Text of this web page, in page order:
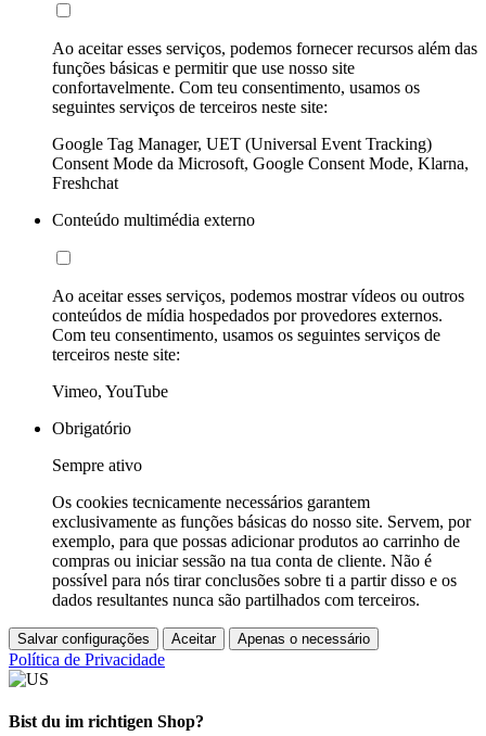
Ao aceitar esses serviços, podemos fornecer recursos além das
funções básicas e permitir que use nosso site
confortavelmente. Com teu consentimento, usamos os
seguintes serviços de terceiros neste site:
Google Tag Manager, UET (Universal Event Tracking)
Consent Mode da Microsoft, Google Consent Mode, Klarna,
Freshchat
Conteúdo multimédia externo
Ao aceitar esses serviços, podemos mostrar vídeos ou outros
conteúdos de mídia hospedados por provedores externos.
Com teu consentimento, usamos os seguintes serviços de
terceiros neste site:
Vimeo, YouTube
Obrigatório
Sempre ativo
Os cookies tecnicamente necessários garantem
exclusivamente as funções básicas do nosso site. Servem, por
exemplo, para que possas adicionar produtos ao carrinho de
compras ou iniciar sessão na tua conta de cliente. Não é
possível para nós tirar conclusões sobre ti a partir disso e os
dados resultantes nunca são partilhados com terceiros.
Salvar configurações Aceitar Apenas o necessário
Política de Privacidade
Bist du im richtigen Shop?